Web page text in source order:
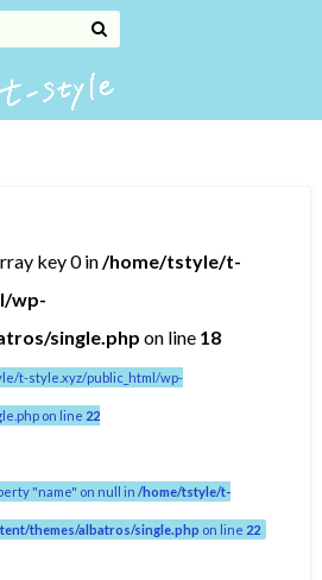
key 0 in/home/tstyle/t-
wp-
single.php on line 18
t-style.xyz/public_html/wp-
on line 22
"name" on null in/home/tstyle/t-
themes/albatros/single.php on line 22